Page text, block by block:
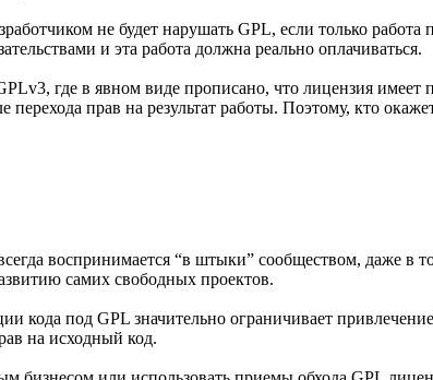
не будет нарушать GPL, если только
и эта работа должна реально оплачиваться.
где в явном виде прописано, что лицензия
прав на результат работы. Поэтому, кто
воспринимается “в штыки” сообществом, даже в
самих свободных проектов.
кода под GPL значительно ограничивает
на исходный код.